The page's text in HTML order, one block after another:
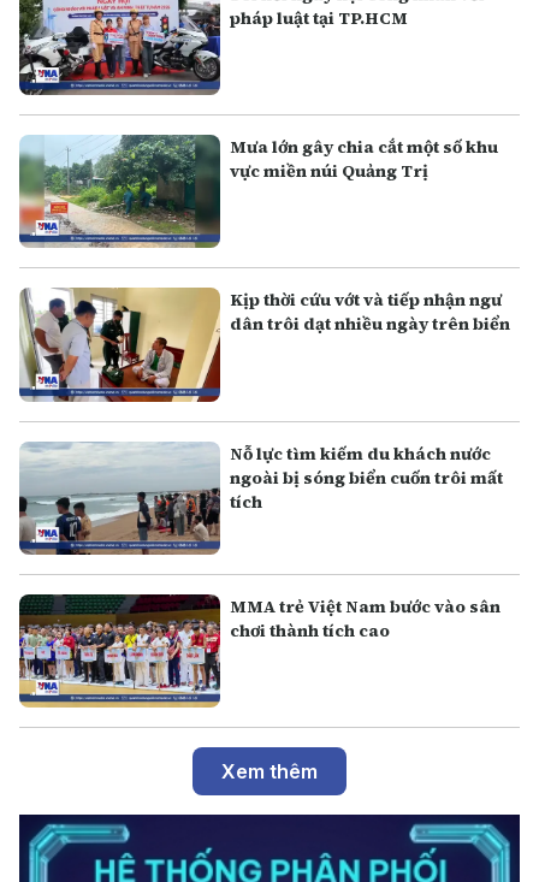
pháp luật tại TP.HCM
Mưa lớn gây chia cắt một số khu
vực miền núi Quảng Trị
Kịp thời cứu vớt và tiếp nhận ngư
dân trôi dạt nhiều ngày trên biển
Nỗ lực tìm kiếm du khách nước
ngoài bị sóng biển cuốn trôi mất
tích
MMA trẻ Việt Nam bước vào sân
chơi thành tích cao
Xem thêm